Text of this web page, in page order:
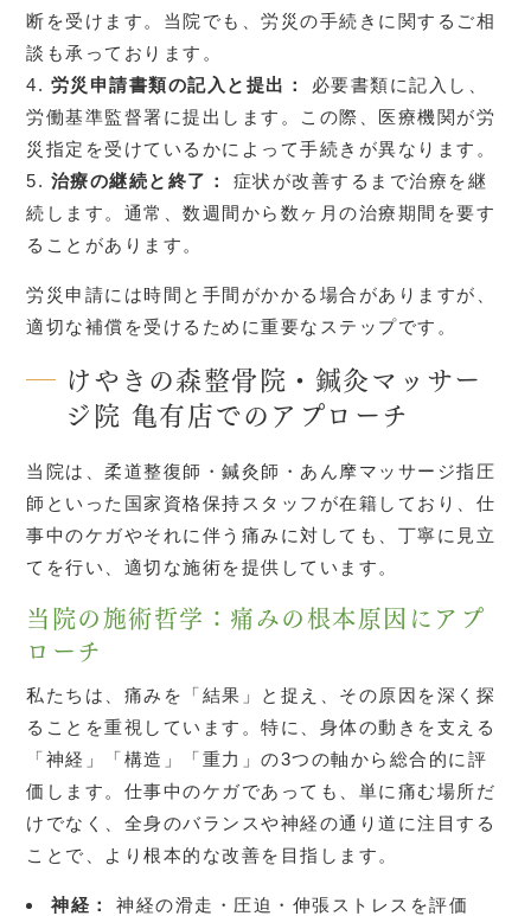
断を受けます。当院でも、労災の手続きに関するご相
談も承っております。
労災申請書類の記入と提出：
必要書類に記入し、
労働基準監督署に提出します。この際、医療機関が労
災指定を受けているかによって手続きが異なります。
治療の継続と終了：
症状が改善するまで治療を継
続します。通常、数週間から数ヶ月の治療期間を要す
ることがあります。
労災申請には時間と手間がかかる場合がありますが、
適切な補償を受けるために重要なステップです。
けやきの森整骨院・鍼灸マッサー
ジ院 亀有店でのアプローチ
当院は、柔道整復師・鍼灸師・あん摩マッサージ指圧
師といった国家資格保持スタッフが在籍しており、仕
事中のケガやそれに伴う痛みに対しても、丁寧に見立
てを行い、適切な施術を提供しています。
当院の施術哲学：痛みの根本原因にアプ
ローチ
私たちは、痛みを「結果」と捉え、その原因を深く探
ることを重視しています。特に、身体の動きを支える
「神経」「構造」「重力」の3つの軸から総合的に評
価します。仕事中のケガであっても、単に痛む場所だ
けでなく、全身のバランスや神経の通り道に注目する
ことで、より根本的な改善を目指します。
神経：
神経の滑走・圧迫・伸張ストレスを評価